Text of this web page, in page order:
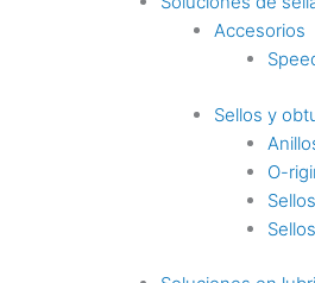
Accesorios
Sellos y
O-